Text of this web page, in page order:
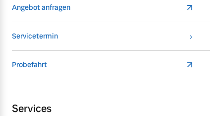
Angebot anfragen
Servicetermin
Probefahrt
Services